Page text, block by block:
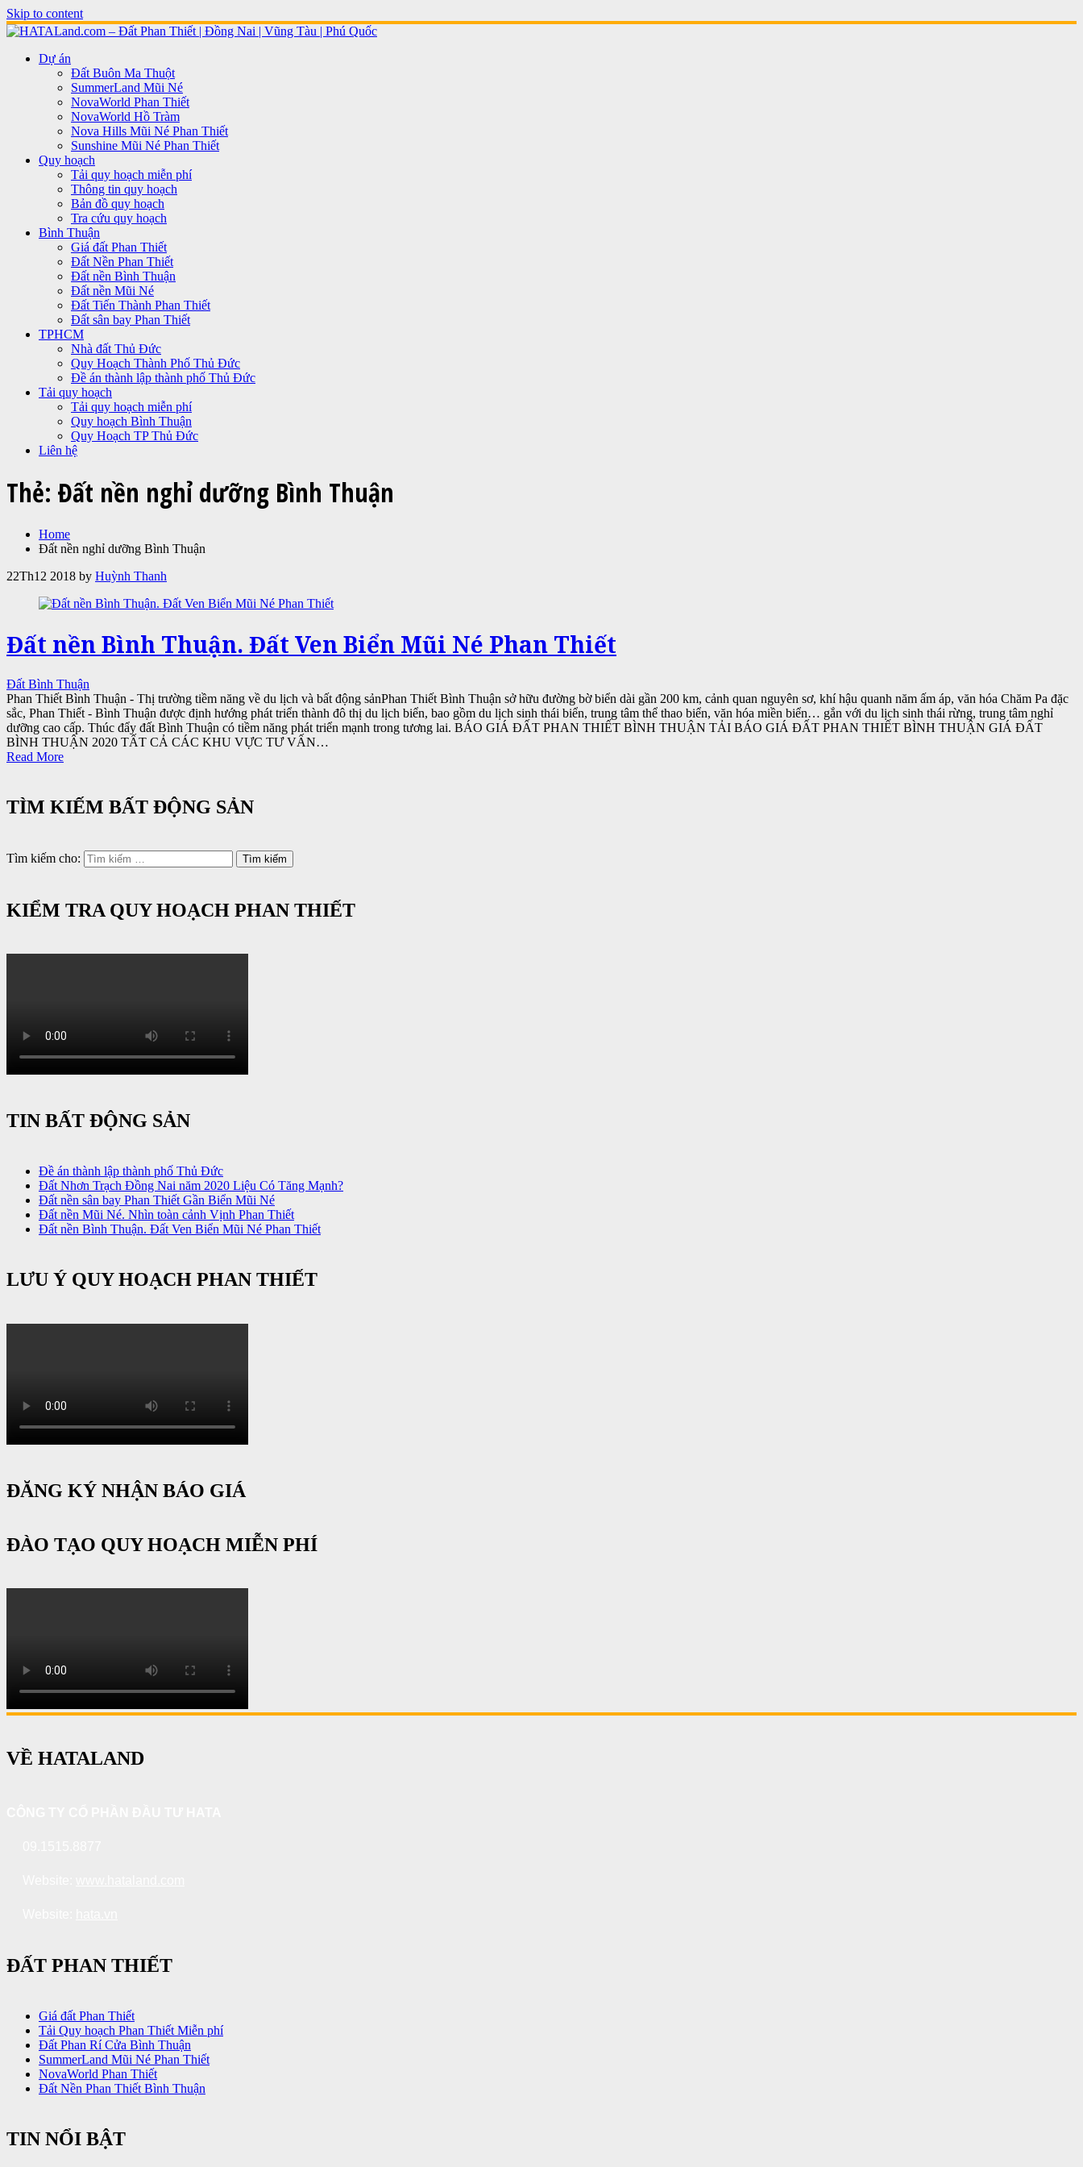
Skip to content
Dự án
Đất Buôn Ma Thuột
SummerLand Mũi Né
NovaWorld Phan Thiết
NovaWorld Hồ Tràm
Nova Hills Mũi Né Phan Thiết
Sunshine Mũi Né Phan Thiết
Quy hoạch
Tải quy hoạch miễn phí
Thông tin quy hoạch
Bản đồ quy hoạch
Tra cứu quy hoạch
Bình Thuận
Giá đất Phan Thiết
Đất Nền Phan Thiết
Đất nền Bình Thuận
Đất nền Mũi Né
Đất Tiến Thành Phan Thiết
Đất sân bay Phan Thiết
TPHCM
Nhà đất Thủ Đức
Quy Hoạch Thành Phố Thủ Đức
Đề án thành lập thành phố Thủ Đức
Tải quy hoạch
Tải quy hoạch miễn phí
Quy hoạch Bình Thuận
Quy Hoạch TP Thủ Đức
Liên hệ
Thẻ: Đất nền nghỉ dưỡng Bình Thuận
Home
Đất nền nghỉ dưỡng Bình Thuận
22Th12 2018 by Huỳnh Thanh
Đất nền Bình Thuận. Đất Ven Biển Mũi Né Phan Thiết
Đất Bình Thuận
Phan Thiết Bình Thuận - Thị trường tiềm năng về du lịch và bất động sảnPhan Thiết Bình Thuận sở hữu đường bờ biển dài gần 200 km, cảnh quan nguyên sơ, khí hậu quanh năm ấm áp, văn hóa Chăm Pa đặc
sắc, Phan Thiết - Bình Thuận được định hướng phát triển thành đô thị du lịch biển, bao gồm du lịch sinh thái biển, trung tâm thể thao biển, văn hóa miền biển… gắn với du lịch sinh thái rừng, trung tâm nghỉ
dưỡng cao cấp. Thúc đẩy đất Bình Thuận có tiềm năng phát triển mạnh trong tương lai. BÁO GIÁ ĐẤT PHAN THIẾT BÌNH THUẬN TẢI BÁO GIÁ ĐẤT PHAN THIẾT BÌNH THUẬN GIÁ ĐẤT
BÌNH THUẬN 2020 TẤT CẢ CÁC KHU VỰC TƯ VẤN…
Read More
TÌM KIẾM BẤT ĐỘNG SẢN
Tìm kiếm cho:
KIỂM TRA QUY HOẠCH PHAN THIẾT
TIN BẤT ĐỘNG SẢN
Đề án thành lập thành phố Thủ Đức
Đất Nhơn Trạch Đồng Nai năm 2020 Liệu Có Tăng Mạnh?
Đất nền sân bay Phan Thiết Gần Biển Mũi Né
Đất nền Mũi Né. Nhìn toàn cảnh Vịnh Phan Thiết
Đất nền Bình Thuận. Đất Ven Biển Mũi Né Phan Thiết
LƯU Ý QUY HOẠCH PHAN THIẾT
ĐĂNG KÝ NHẬN BÁO GIÁ
ĐÀO TẠO QUY HOẠCH MIỄN PHÍ
VỀ HATALAND
ĐẤT PHAN THIẾT
Giá đất Phan Thiết
Tải Quy hoạch Phan Thiết Miễn phí
Đất Phan Rí Cửa Bình Thuận
SummerLand Mũi Né Phan Thiết
NovaWorld Phan Thiết
Đất Nền Phan Thiết Bình Thuận
TIN NỔI BẬT